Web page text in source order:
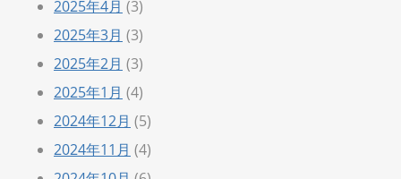
2025年4月 (3)
2025年3月 (3)
2025年2月 (3)
2025年1月 (4)
2024年12月 (5)
2024年11月 (4)